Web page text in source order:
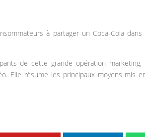
à partager un Coca-Cola
de cette grande opération marketing,
Elle résume les principaux moyens mis